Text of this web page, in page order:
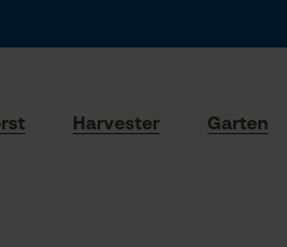
Harvester Garten